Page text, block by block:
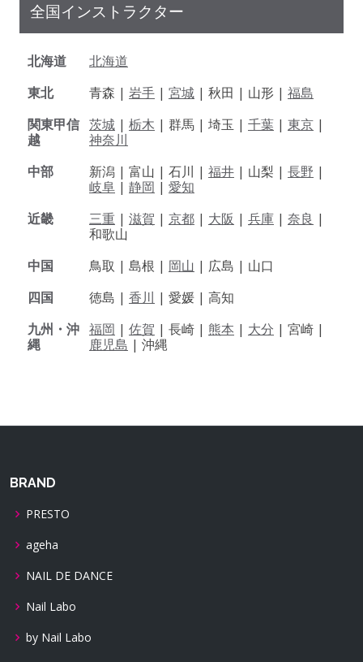
全国インストラクター
北海道
北海道
東北
青森 | 岩手 | 宮城 | 秋田 | 山形 | 福島
関東甲信
越
茨城 | 栃木 | 群馬 | 埼玉 | 千葉 | 東京 |
神奈川
中部
新潟 | 富山 | 石川 | 福井 | 山梨 | 長野 |
岐阜 | 静岡 | 愛知
近畿
三重 | 滋賀 | 京都 | 大阪 | 兵庫 | 奈良 |
和歌山
中国
鳥取 | 島根 | 岡山 | 広島 | 山口
四国
徳島 | 香川 | 愛媛 | 高知
九州・沖
縄
福岡 | 佐賀 | 長崎 | 熊本 | 大分 | 宮崎 |
鹿児島 | 沖縄
BRAND
PRESTO
ageha
NAIL DE DANCE
Nail Labo
by Nail Labo